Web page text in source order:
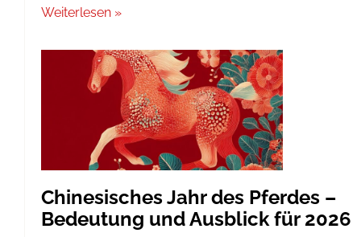
Weiterlesen »
Chinesisches Jahr des Pferdes –
Bedeutung und Ausblick für 2026